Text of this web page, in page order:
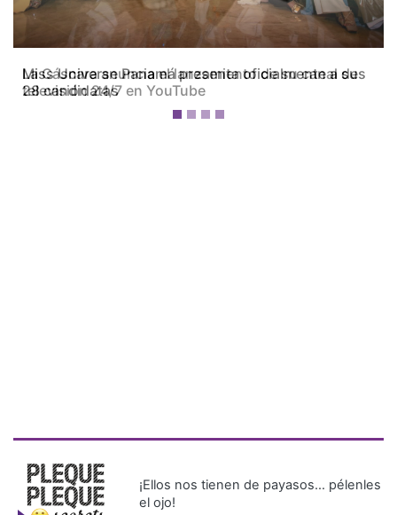
Miss Universe Panamá presenta oficialmente a sus
28 candidatas
¡Ellos nos tienen de payasos… pélenles
el ojo!